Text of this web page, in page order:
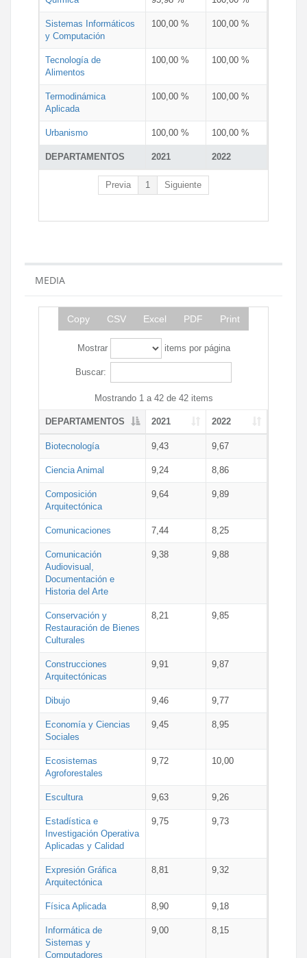
DEPARTAMENTOS 2021 2022
Sistemas Informáticos
y Computación
100,00 % 100,00 %
Tecnología de
Alimentos
100,00 % 100,00 %
Termodinámica
Aplicada
100,00 % 100,00 %
Urbanismo 100,00 % 100,00 %
Previa 1 Siguiente
MEDIA
Copy CSV Excel PDF Print
Mostrar items por página
Buscar:
Mostrando 1 a 42 de 42 items
DEPARTAMENTOS 2021 2022
Biotecnología 9,43 9,67
Ciencia Animal 9,24 8,86
Composición
Arquitectónica
9,64 9,89
Comunicaciones 7,44 8,25
Comunicación
Audiovisual,
Documentación e
Historia del Arte
9,38 9,88
Conservación y
Restauración de Bienes
Culturales
8,21 9,85
Construcciones
Arquitectónicas
9,91 9,87
Dibujo 9,46 9,77
Economía y Ciencias
Sociales
9,45 8,95
Ecosistemas
Agroforestales
9,72 10,00
Escultura 9,63 9,26
Estadística e
Investigación Operativa
Aplicadas y Calidad
9,75 9,73
Expresión Gráfica
Arquitectónica
8,81 9,32
Física Aplicada 8,90 9,18
Informática de
Sistemas y
Computadores
9,00 8,15